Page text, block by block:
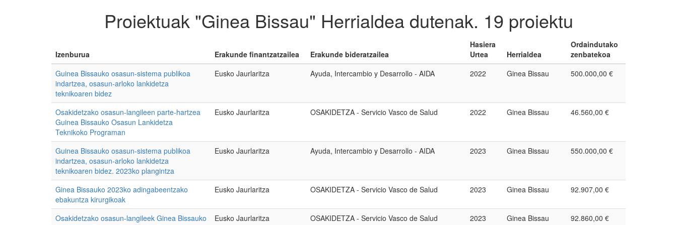
Proiektuak "Ginea Bissau" Herrialdea dutenak. 19 proiektu
Izenburua Erakunde finantzatzailea Erakunde bideratzailea
Hasiera
Urtea
Herrialdea
Ordaindutako
zenbatekoa
Guinea Bissauko osasun-sistema publikoa
indartzea, osasun-arloko lankidetza
teknikoaren bidez
Eusko Jaurlaritza Ayuda, Intercambio y Desarrollo - AIDA 2022 Ginea Bissau 500.000,00 €
Osakidetzako osasun-langileen parte-hartzea
Guinea Bissauko Osasun Lankidetza
Teknikoko Programan
Eusko Jaurlaritza OSAKIDETZA - Servicio Vasco de Salud 2022 Ginea Bissau 46.560,00 €
Guinea Bissauko osasun-sistema publikoa
indartzea, osasun-arloko lankidetza
teknikoaren bidez. 2023ko plangintza
Eusko Jaurlaritza Ayuda, Intercambio y Desarrollo - AIDA 2023 Ginea Bissau 550.000,00 €
Ginea Bissauko 2023ko adingabeentzako
ebakuntza kirurgikoak
Eusko Jaurlaritza OSAKIDETZA - Servicio Vasco de Salud 2023 Ginea Bissau 92.907,00 €
Osakidetzako osasun-langileek Ginea Bissauko
Eusko Jaurlaritza OSAKIDETZA - Servicio Vasco de Salud 2023 Ginea Bissau 92.860,00 €